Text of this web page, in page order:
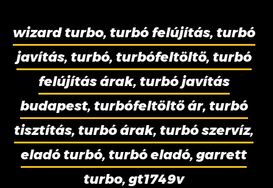
wizard turbo, turbó felújítás, turbó
javítás, turbó, turbófeltöltő, turbó
felújítás árak, turbó javítás
budapest, turbófeltöltő ár, turbó
tisztítás, turbó árak, turbó szervíz,
eladó turbó, turbó eladó, garrett
turbo, gt1749v